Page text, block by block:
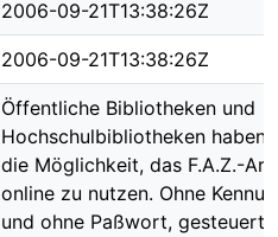
2006-09-21T13:38:26Z
2006-09-21T13:38:26Z
Öffentliche Bibliotheken und
Hochschulbibliotheken haben
die Möglichkeit, das F.A.Z.-
online zu nutzen. Ohne
und ohne Paßwort, gesteuert